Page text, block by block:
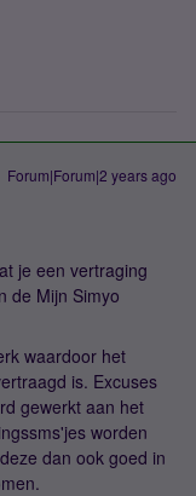
Forum|Forum|2 years ago
je een vertraging
de Mijn Simyo
waardoor het
is. Excuses
gewerkt aan het
worden
dan ook goed in